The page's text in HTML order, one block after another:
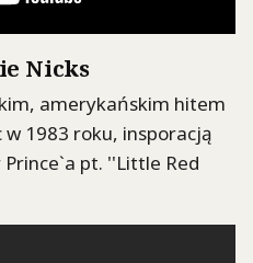
Nicks
amerykańskim hitem
1983 roku, insporacją
pt. ''Little Red